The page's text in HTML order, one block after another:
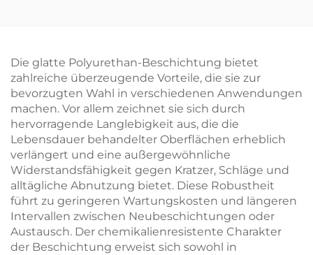
Die glatte Polyurethan-Beschichtung bietet
zahlreiche überzeugende Vorteile, die sie zur
bevorzugten Wahl in verschiedenen Anwendungen
machen. Vor allem zeichnet sie sich durch
hervorragende Langlebigkeit aus, die die
Lebensdauer behandelter Oberflächen erheblich
verlängert und eine außergewöhnliche
Widerstandsfähigkeit gegen Kratzer, Schläge und
alltägliche Abnutzung bietet. Diese Robustheit
führt zu geringeren Wartungskosten und längeren
Intervallen zwischen Neubeschichtungen oder
Austausch. Der chemikalienresistente Charakter
der Beschichtung erweist sich sowohl in